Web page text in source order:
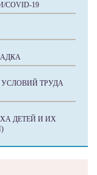
19
ТРУДА
ДЕТЕЙ И ИХ